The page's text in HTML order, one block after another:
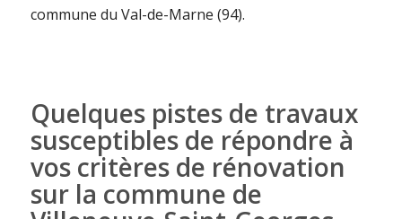
commune du Val-de-Marne (94).
Quelques pistes de travaux
susceptibles de répondre à
vos critères de rénovation
sur la commune de